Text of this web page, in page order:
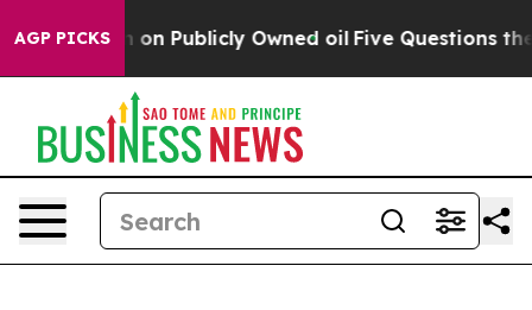
AGP PICKS
in on Publicly Owned oil Five Questions the US